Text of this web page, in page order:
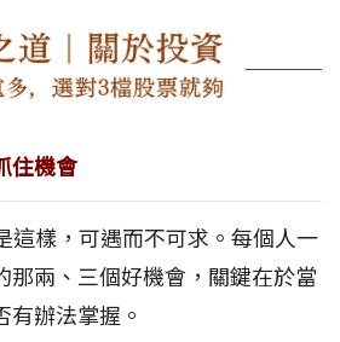
住機會
這樣，可遇而不可求。每個人一
那兩、三個好機會，關鍵在於當
有辦法掌握。